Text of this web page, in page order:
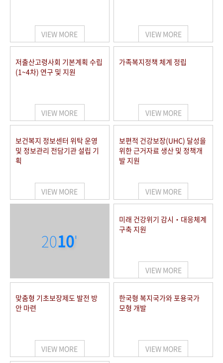
VIEW MORE VIEW MORE
저출산고령사회 기본계획 수립
(1~4차) 연구 및 지원
VIEW MORE
가족복지정책 체계 정립
VIEW MORE
보건복지 정보센터 위탁 운영
및 정보관리 전담기관 설립 기
획
VIEW MORE
보편적 건강보장(UHC) 달성을
위한 근거자료 생산 및 정책개
발 지원
VIEW MORE
2010'
미래 건강위기 감시‧대응체계
구축 지원
VIEW MORE
맞춤형 기초보장제도 발전 방
안 마련
VIEW MORE
한국형 복지국가와 포용국가
모형 개발
VIEW MORE